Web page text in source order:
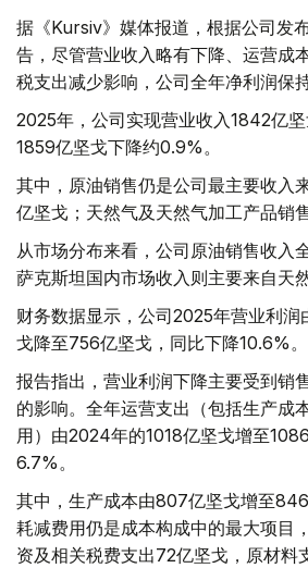
据《Kursiv》媒体报道，根据公司发
告，尽管营业收入略有下降、运营成
税支出减少影响，公司全年净利润保
2025年，公司实现营业收入1842亿
1859亿坚戈下降约0.9%。
其中，原油销售仍是公司最主要收入
亿坚戈；天然气及天然气加工产品销
从市场分布来看，公司原油销售收入
萨克斯坦国内市场收入则主要来自天
财务数据显示，公司2025年营业利
戈降至756亿坚戈，同比下降10.6%。
报告指出，营业利润下降主要受到销
的影响。全年运营支出（包括生产成
用）由2024年的1018亿坚戈增至
6.7%。
其中，生产成本由807亿坚戈增至
耗减费用仍是成本构成中的最大项目
资及相关税费支出72亿坚戈，原材料